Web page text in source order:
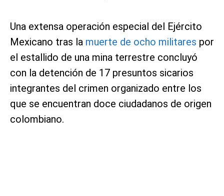
Una extensa operación especial del Ejército
Mexicano tras la muerte de ocho militares por
el estallido de una mina terrestre concluyó
con la detención de 17 presuntos sicarios
integrantes del crimen organizado entre los
que se encuentran doce ciudadanos de origen
colombiano.